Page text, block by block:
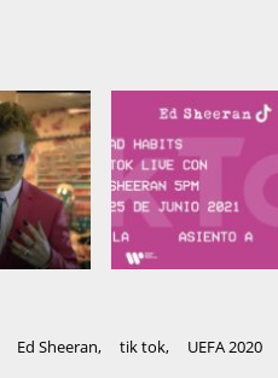
Ed Sheeran, tik tok, UEFA 2020